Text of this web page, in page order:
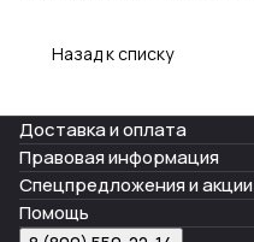
Назад к списку
Доставка и оплата
Правовая информация
Спецпредложения и акции
Помощь